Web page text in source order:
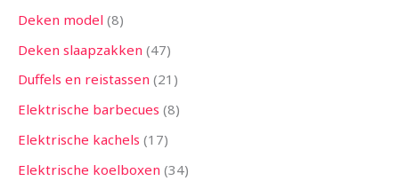
Deken model 8
Deken slaapzakken 47
Duffels en reistassen 21
Elektrische barbecues 8
Elektrische kachels 17
Elektrische koelboxen 34